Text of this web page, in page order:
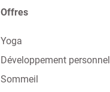
Offres
Yoga
Développement personnel
Sommeil